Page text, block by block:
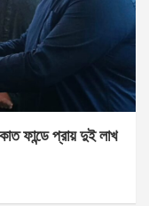
ফান্ডে প্রায় দুই লাখ